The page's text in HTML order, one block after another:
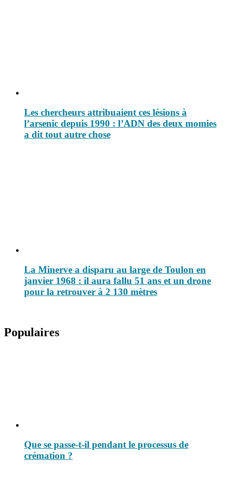
Les chercheurs attribuaient ces lésions à
l’arsenic depuis 1990 : l’ADN des deux momies
a dit tout autre chose
La Minerve a disparu au large de Toulon en
janvier 1968 : il aura fallu 51 ans et un drone
pour la retrouver à 2 130 mètres
Populaires
Que se passe-t-il pendant le processus de
crémation ?